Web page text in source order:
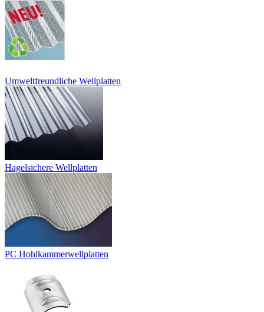
Umweltfreundliche Wellplatten
Hagelsichere Wellplatten
PC Hohlkammerwellplatten